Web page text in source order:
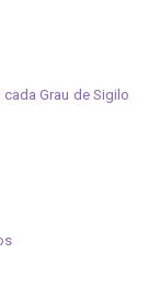
Grau de Sigilo